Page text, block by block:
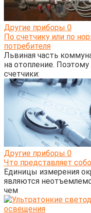
Другие приборы 0
По счетчику или по
потребителя
Львиная часть
на отопление.
счетчики:
Другие приборы 0
Что представляет
Единицы измерения
являются
чем